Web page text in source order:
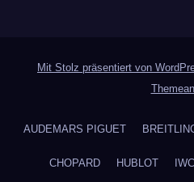
Mit Stolz präsentiert von
AUDEMARS PIGUET
CHOPARD HUBLOT IWC